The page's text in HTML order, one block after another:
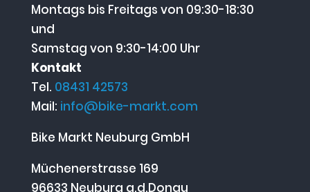
Montags bis Freitags von 09:30-18:30
und
Samstag von 9:30-14:00 Uhr
Kontakt
Tel. 08431 42573
Mail: info@bike-markt.com
Bike Markt Neuburg GmbH
Müchenerstrasse 169
96633 Neuburg a.d.Donau